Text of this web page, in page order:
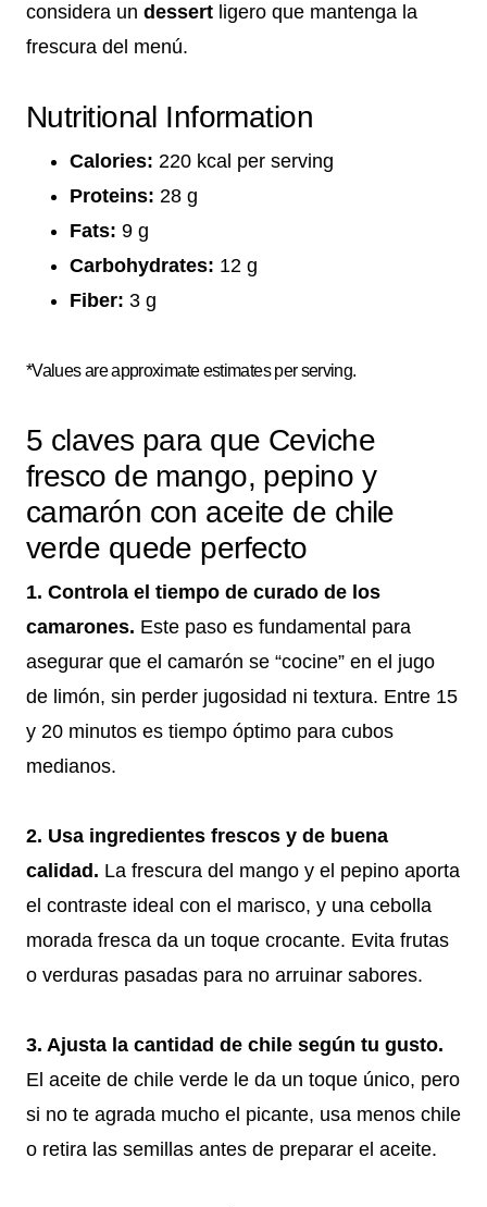
considera un dessert ligero que mantenga la
frescura del menú.
Nutritional Information
Calories: 220 kcal per serving
Proteins: 28 g
Fats: 9 g
Carbohydrates: 12 g
Fiber: 3 g
*Values are approximate estimates per serving.
5 claves para que Ceviche
fresco de mango, pepino y
camarón con aceite de chile
verde quede perfecto
1. Controla el tiempo de curado de los
camarones. Este paso es fundamental para
asegurar que el camarón se “cocine” en el jugo
de limón, sin perder jugosidad ni textura. Entre 15
y 20 minutos es tiempo óptimo para cubos
medianos.
2. Usa ingredientes frescos y de buena
calidad. La frescura del mango y el pepino aporta
el contraste ideal con el marisco, y una cebolla
morada fresca da un toque crocante. Evita frutas
o verduras pasadas para no arruinar sabores.
3. Ajusta la cantidad de chile según tu gusto.
El aceite de chile verde le da un toque único, pero
si no te agrada mucho el picante, usa menos chile
o retira las semillas antes de preparar el aceite.